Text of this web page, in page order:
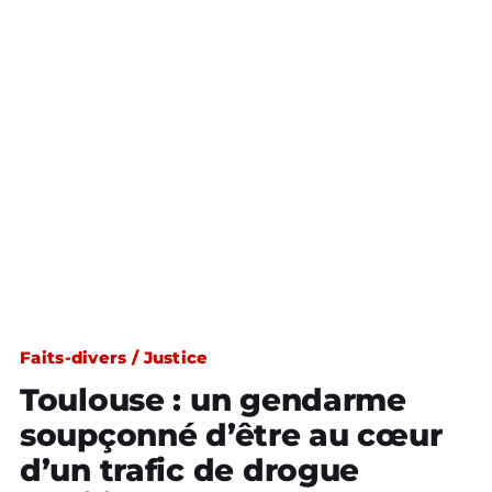
Faits-divers / Justice
Toulouse : un gendarme
soupçonné d’être au cœur
d’un trafic de drogue